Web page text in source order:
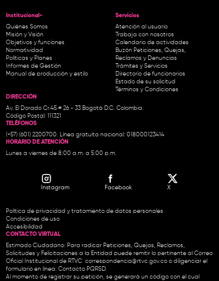
Institucional-
Quiénes Somos
Misión y Visión
Objetivos y funciones
Normatividad
Políticas y Planes
Informes de Gestión
Manual de producción y estilo
Servicios
Atención al usuario
Trabaja con nosotros
Calendario de actividades
Buzón Peticiones, Quejas,
Reclamos y Denuncias
Trámites y Servicios
Directorio de funcionarios
Estado de su solicitud
Términos y Condiciones
DIRECCIÓN
Av. El Dorado Cr.45 # 26 - 33 Bogotá D.C. Colombia.
Código Postal: 111321
TELÉFONOS
(+57) (601) 2200700. Línea gratuita nacional: 018000123414
HORARIO DE ATENCIÓN
Lunes a viernes de 8:00 a.m. a 5:00 p.m.
Instagram Facebook X
Política de privacidad y tratamiento de datos personales
Condiciones de uso
Accesibilidad
CONTACTO VIRTUAL
Estimado Ciudadano: Para radicar Peticiones, Quejas, Reclamos,
Solicitudes y Felicitaciones a la Entidad puede remitir lo pertinente al Correo
Oficial Institucional de RTVC correspondencia@rtvc.gov.co o diligenciar el
formulario en línea: Contacto PQRSD.
Al momento de registrar su petición, se generará un código con el cual